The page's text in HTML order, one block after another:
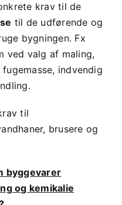
krav til de
til de udførende og
bygningen. Fx
ved valg af maling,
indvendig
til
brusere og
byggevarer
og kemikalie